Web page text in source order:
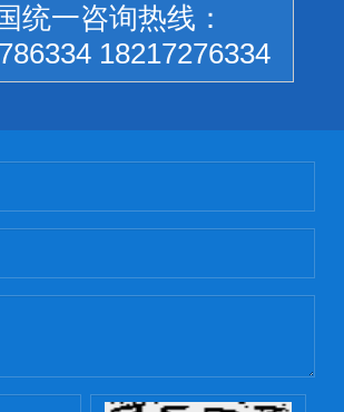
统一咨询热线：
18217276334